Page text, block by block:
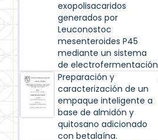
exopolisacaridos
generados por
Leuconostoc
mesenteroides P45
mediante un sistema
de electrofermentación
Preparación y
caracterización de un
empaque inteligente a
base de almidón y
quitosano adicionado
con betalaína.